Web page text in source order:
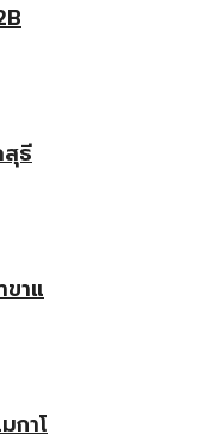
สุธี
ขาแ
กาโ